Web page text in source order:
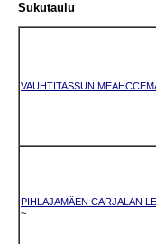
Sukutaulu
VAUHTITASSUN
PIHLAJAMÄEN CARJALAN
~